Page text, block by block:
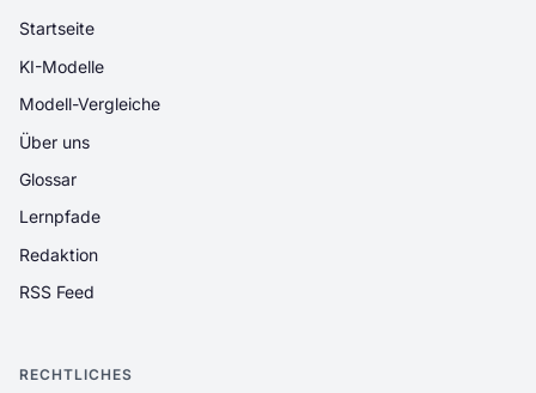
Startseite
KI-Modelle
Modell-Vergleiche
Über uns
Glossar
Lernpfade
Redaktion
RSS Feed
RECHTLICHES